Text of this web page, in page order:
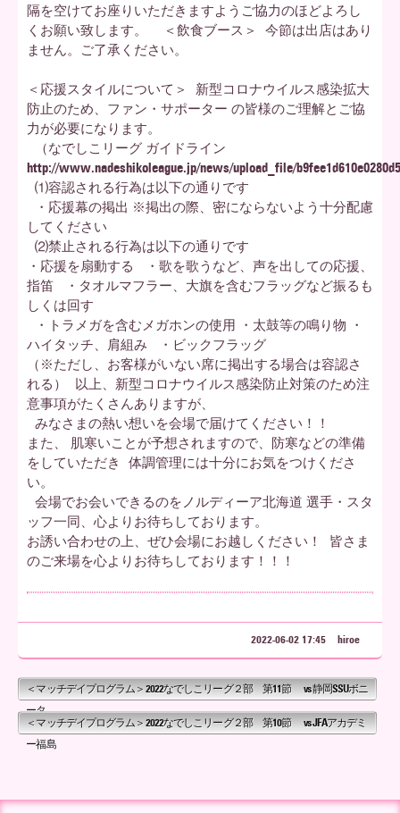
隔を空けてお座りいただきますようご協力のほどよろし
くお願い致します。 ＜飲食ブース＞ 今節は出店はあり
ません。ご了承ください。
＜応援スタイルについて＞ 新型コロナウイルス感染拡大
防止のため、ファン・サポーター の皆様のご理解とご協
力が必要になります。
（なでしこリーグ ガイドライン
http://www.nadeshikoleague.jp/news/upload_file/
⑴容認される行為は以下の通りです
・応援幕の掲出 ※掲出の際、密にならないよう十分配慮
してください
⑵禁止される行為は以下の通りです
・応援を扇動する ・歌を歌うなど、声を出しての応援、
指笛 ・タオルマフラー、大旗を含むフラッグなど振るも
しくは回す
・トラメガを含むメガホンの使用 ・太鼓等の鳴り物 ・
ハイタッチ、肩組み ・ビックフラッグ
（※ただし、お客様がいない席に掲出する場合は容認さ
れる） 以上、新型コロナウイルス感染防止対策のため注
意事項がたくさんありますが、
みなさまの熱い想いを会場で届けてください！！
また、 肌寒いことが予想されますので、防寒などの準備
をしていただき 体調管理には十分にお気をつけくださ
い。
会場でお会いできるのをノルディーア北海道 選手・スタ
ッフ一同、心よりお待ちしております。
お誘い合わせの上、ぜひ会場にお越しください！ 皆さま
のご来場を心よりお待ちしております！！！
2022-06-02 17:45 hiroe
＜マッチデイプログラム＞2022なでしこリーグ２部 第11節 vs 静岡SSUボニ
ータ
＜マッチデイプログラム＞2022なでしこリーグ２部 第10節 vs JFAアカデミ
ー福島